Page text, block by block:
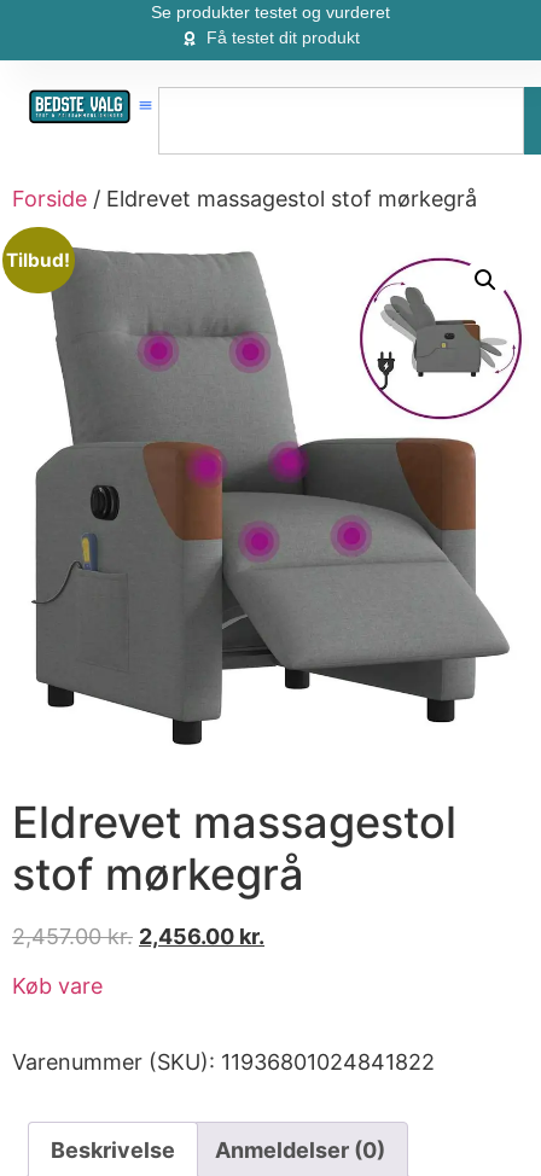
Se produkter testet og vurderet
Få testet dit produkt
Forside / Eldrevet massagestol stof mørkegrå
Tilbud!
Eldrevet massagestol
stof mørkegrå
2,457.00kr. 2,456.00 kr.
Køb vare
Varenummer (SKU): 11936801024841822
Beskrivelse Anmeldelser (0)